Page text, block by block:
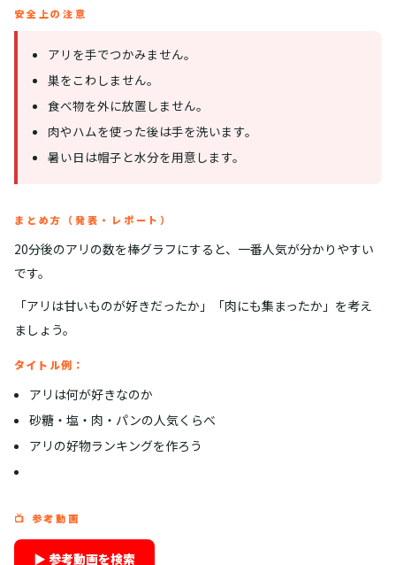
安全上の注意
アリを手でつかみません。
巣をこわしません。
食べ物を外に放置しません。
肉やハムを使った後は手を洗います。
暑い日は帽子と水分を用意します。
まとめ方（発表・レポート）
20分後のアリの数を棒グラフにすると、一番人気が分かりやすい
です。
「アリは甘いものが好きだったか」「肉にも集まったか」を考え
ましょう。
タイトル例：
アリは何が好きなのか
砂糖・塩・肉・パンの人気くらべ
アリの好物ランキングを作ろう
📺 参考動画
▶ 参考動画を検索